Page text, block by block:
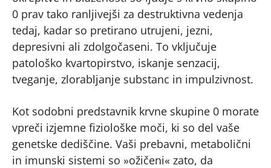
0 prav tako ranljivejši za destruktivna vedenja
tedaj, kadar so pretirano utrujeni, jezni,
depresivni ali zdolgočaseni. To vključuje
patološko kvartopirstvo, iskanje senzacij,
tveganje, zlorabljanje substanc in impulzivnost.
Kot sodobni predstavnik krvne skupine 0 morate
vpreči izjemne fiziološke moči, ki so del vaše
genetske dediščine. Vaši prebavni, metabolični
in imunski sistemi so »ožičeni« zato, da